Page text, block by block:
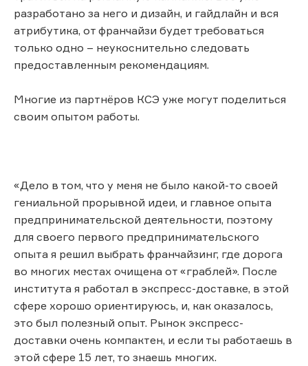
разработано за него и дизайн, и гайдлайн и вся
атрибутика, от франчайзи будет требоваться
только одно – неукоснительно следовать
предоставленным рекомендациям.
Многие из партнёров КСЭ уже могут поделиться
своим опытом работы.
«Дело в том, что у меня не было какой-то своей
гениальной прорывной идеи, и главное опыта
предпринимательской деятельности, поэтому
для своего первого предпринимательского
опыта я решил выбрать франчайзинг, где дорога
во многих местах очищена от «граблей». После
института я работал в экспресс-доставке, в этой
сфере хорошо ориентируюсь, и, как оказалось,
это был полезный опыт. Рынок экспресс-
доставки очень компактен, и если ты работаешь в
этой сфере 15 лет, то знаешь многих.